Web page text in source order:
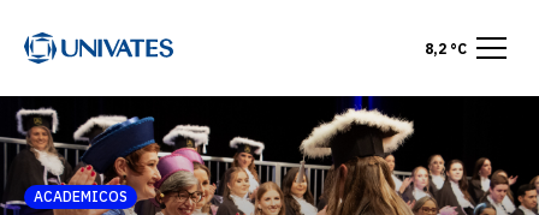
8,2 °C
ACADEMICOS